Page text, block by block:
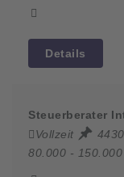
Details
Steuerberater
Vollzeit
80.000 - 150.000